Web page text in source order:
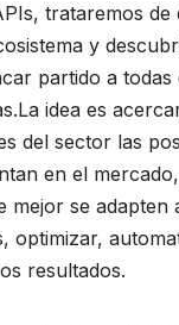
trataremos de
y
partido a todas
idea es
del sector las
en el
mejor se adapten
optimizar,
resultados.